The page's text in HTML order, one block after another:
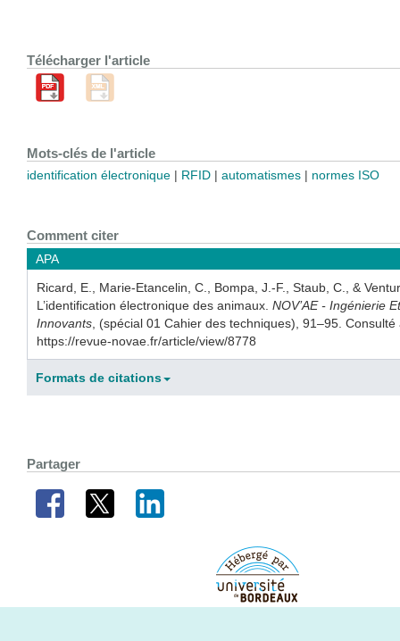
Télécharger l'article
Mots-clés de l'article
identification électronique RFID automatismes normes ISO
Comment citer
APA
Ricard, E., Marie-Etancelin, C., Bompa, J.-F., Staub, C., &
L’identification électronique des animaux. NOV’AE - Ingénierie
Innovants, (spécial 01 Cahier des techniques), 91–95. Consulté
https://revue-novae.fr/article/view/8778
Formats de citations
Partager